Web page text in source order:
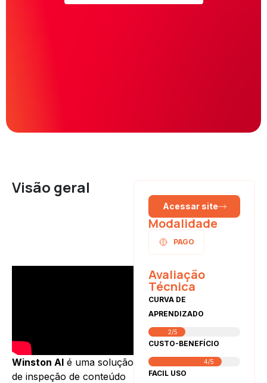
Visão geral
Winston AI é uma solução
de inspeção de conteúdo
Acessar site
Modalidade
PAGO
Avaliação
Técnica
CURVA DE
APRENDIZADO
2/5
CUSTO-BENEFÍCIO
4/5
FACIL USO